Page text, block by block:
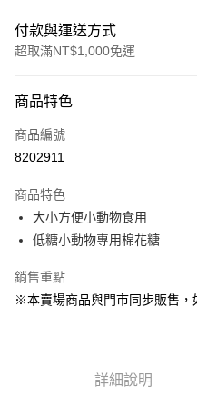
付款與運送方式
超取滿NT$1,000免運
信用卡一次付款
超商取貨付款
Apple Pay
街口支付
Google Pay
每筆NT$80，滿NT$1,000(含以
商品特色
商品編號
8202911
商品特色
大小方便小動物食用
低糖小動物專用棉花糖
銷售重點
※本賣場商品與門市同步販售，
詳細說明